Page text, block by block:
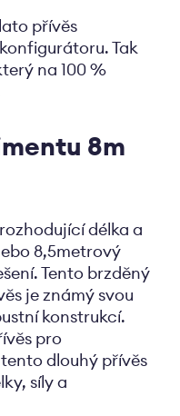
přívěs
Tak
na 100 %
8m
délka a
8,5metrový
Tento brzděný
je známý svou
konstrukcí.
pro
dlouhý přívěs
síly a